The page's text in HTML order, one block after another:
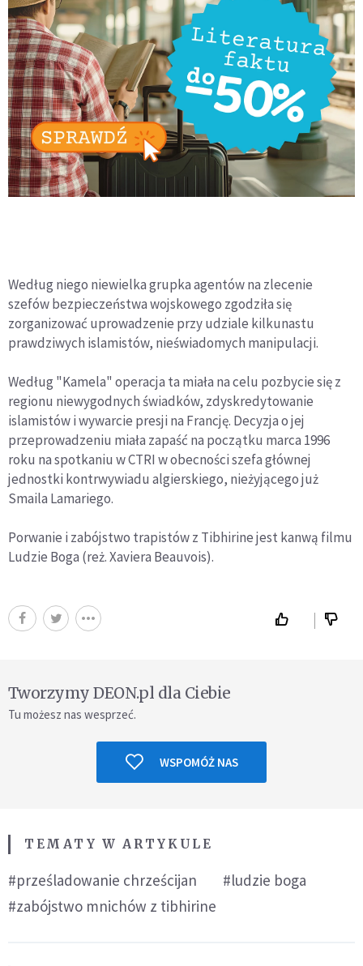
Według niego niewielka grupka agentów na zlecenie
szefów bezpieczeństwa wojskowego zgodziła się
zorganizować uprowadzenie przy udziale kilkunastu
prawdziwych islamistów, nieświadomych manipulacji.
Według "Kamela" operacja ta miała na celu pozbycie się z
regionu niewygodnych świadków, zdyskredytowanie
islamistów i wywarcie presji na Francję. Decyzja o jej
przeprowadzeniu miała zapaść na początku marca 1996
roku na spotkaniu w CTRI w obecności szefa głównej
jednostki kontrwywiadu algierskiego, nieżyjącego już
Smaila Lamariego.
Porwanie i zabójstwo trapistów z Tibhirine jest kanwą filmu
Ludzie Boga (reż. Xaviera Beauvois).
Tworzymy DEON.pl dla Ciebie
Tu możesz nas wesprzeć.
WSPOMÓŻ NAS
TEMATY W ARTYKULE
#prześladowanie chrześcijan
#ludzie boga
#zabójstwo mnichów z tibhirine